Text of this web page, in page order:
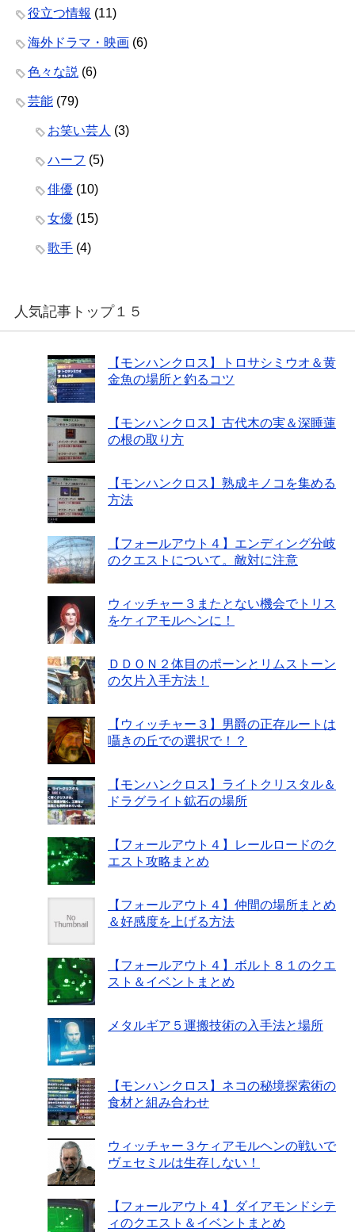
役立つ情報 (11)
海外ドラマ・映画 (6)
色々な説 (6)
芸能 (79)
お笑い芸人 (3)
ハーフ (5)
俳優 (10)
女優 (15)
歌手 (4)
人気記事トップ１５
【モンハンクロス】トロサシミウオ＆黄
金魚の場所と釣るコツ
【モンハンクロス】古代木の実＆深睡蓮
の根の取り方
【モンハンクロス】熟成キノコを集める
方法
【フォールアウト４】エンディング分岐
のクエストについて。敵対に注意
ウィッチャー３またとない機会でトリス
をケィアモルヘンに！
ＤＤＯＮ２体目のポーンとリムストーン
の欠片入手方法！
【ウィッチャー３】男爵の正存ルートは
囁きの丘での選択で！？
【モンハンクロス】ライトクリスタル＆
ドラグライト鉱石の場所
【フォールアウト４】レールロードのク
エスト攻略まとめ
【フォールアウト４】仲間の場所まとめ
＆好感度を上げる方法
【フォールアウト４】ボルト８１のクエ
スト＆イベントまとめ
メタルギア５運搬技術の入手法と場所
【モンハンクロス】ネコの秘境探索術の
食材と組み合わせ
ウィッチャー３ケィアモルヘンの戦いで
ヴェセミルは生存しない！
【フォールアウト４】ダイアモンドシテ
ィのクエスト＆イベントまとめ